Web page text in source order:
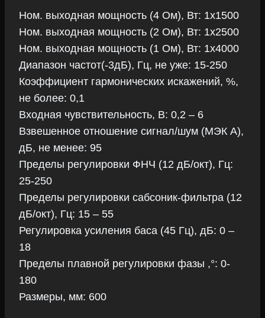
Ном. выходная мощность (4 Ом), Вт: 1х1500
Ном. выходная мощность (2 Ом), Вт: 1х2500
Ном. выходная мощность (1 Ом), Вт: 1х4000
Диапазон частот(-3дБ), Гц, не уже: 15-250
Коэффициент гармонических искажений, %,
не более: 0,1
Входная чувствительность, В: 0,2 – 6
Взвешенное отношение сигнал/шум (МЭК А),
дБ, не менее: 95
Пределы регулировки ФНЧ (12 дБ/окт), Гц:
25-250
Пределы регулировки сабсоник-фильтра (12
дБ/окт), Гц: 15 – 55
Регулировка усиления баса (45 Гц), дБ: 0 –
18
Пределы плавной регулировки фазы ,°: 0-
180
Размеры, мм: 600